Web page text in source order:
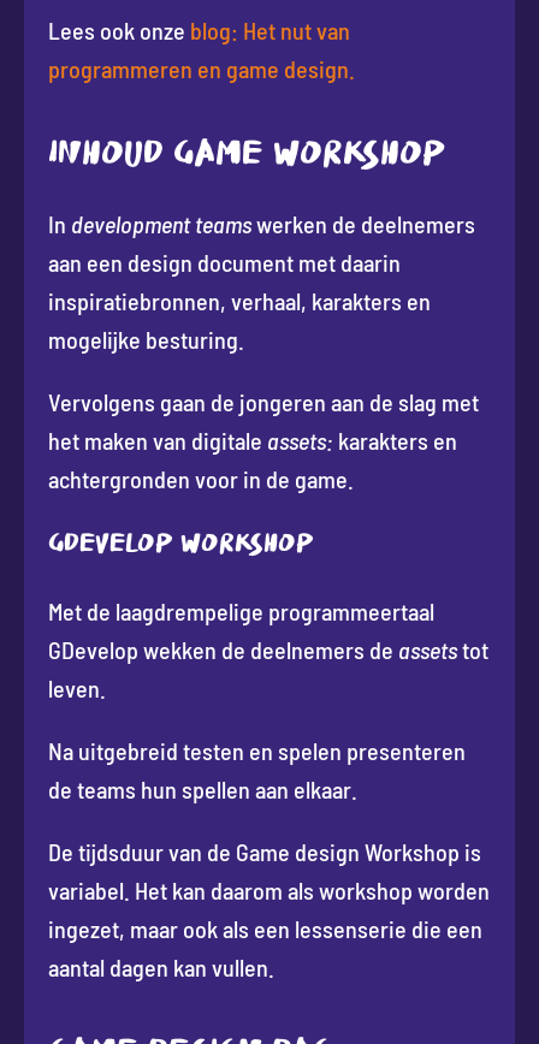
Lees ook onze blog: Het nut van
programmeren en game design.
INHOUD GAME WORKSHOP
In development teamswerken de deelnemers
aan een design document met daarin
inspiratiebronnen, verhaal, karakters en
mogelijke besturing.
Vervolgens gaan de jongeren aan de slag met
het maken van digitale assets: karakters en
achtergronden voor in de game.
GDevelop workshop
Met de laagdrempelige programmeertaal
GDevelop wekken de deelnemers de assetstot
leven.
Na uitgebreid testen en spelen presenteren
de teams hun spellen aan elkaar.
De tijdsduur van de Game design Workshop is
variabel. Het kan daarom als workshop worden
ingezet, maar ook als een lessenserie die een
aantal dagen kan vullen.